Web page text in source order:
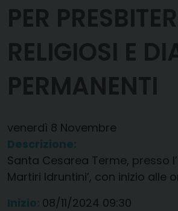
PER
RELIGIOSI E
PERMANENTI
venerdì 8 Novembre
Descrizione:
Santa Cesarea Terme, presso
Martiri Idruntini’, con inizio alle
Inizio: 08/11/2024 09:30